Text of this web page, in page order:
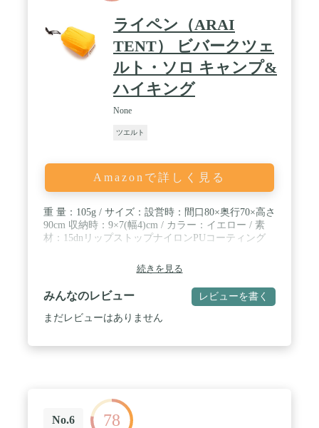
ライペン（ARAI
TENT） ビバークツェ
ルト・ソロ キャンプ&
ハイキング
None
ツエルト
Amazonで詳しく見る
重 量：105g / サイズ：設営時：間口80×奥行70×高さ
90cm 収納時：9×7(幅4)cm / カラー：イエロー / 素
材：15dnリップストップナイロンPUコーティング
続きを見る
みんなのレビュー レビューを書く
まだレビューはありません
No.6 78